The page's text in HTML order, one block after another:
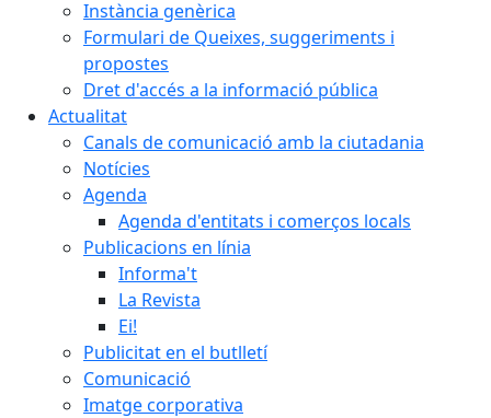
Instància genèrica
Formulari de Queixes, suggeriments i
propostes
Dret d'accés a la informació pública
Actualitat
Canals de comunicació amb la ciutadania
Notícies
Agenda
Agenda d'entitats i comerços locals
Publicacions en línia
Informa't
La Revista
Ei!
Publicitat en el butlletí
Comunicació
Imatge corporativa